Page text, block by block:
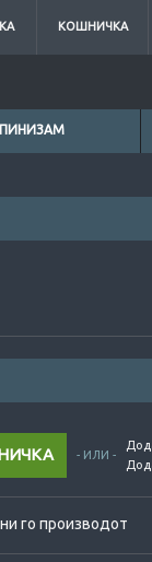
КОШНИЧКА
- ИЛИ -
го производот